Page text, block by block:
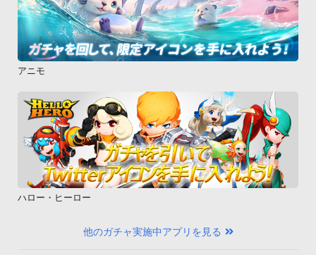
アニモ
ハロー・ヒーロー
他のガチャ実施中アプリを見る